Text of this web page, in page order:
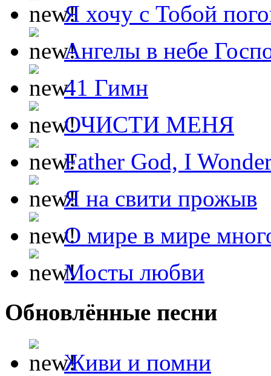
Я хочу с Тобой
Ангелы в небе
41 Гимн
ОЧИСТИ МЕНЯ
Father God, I
Я на свити прожыв
О мире в мире
Мосты любви
Обновлённые песни
Живи и помни